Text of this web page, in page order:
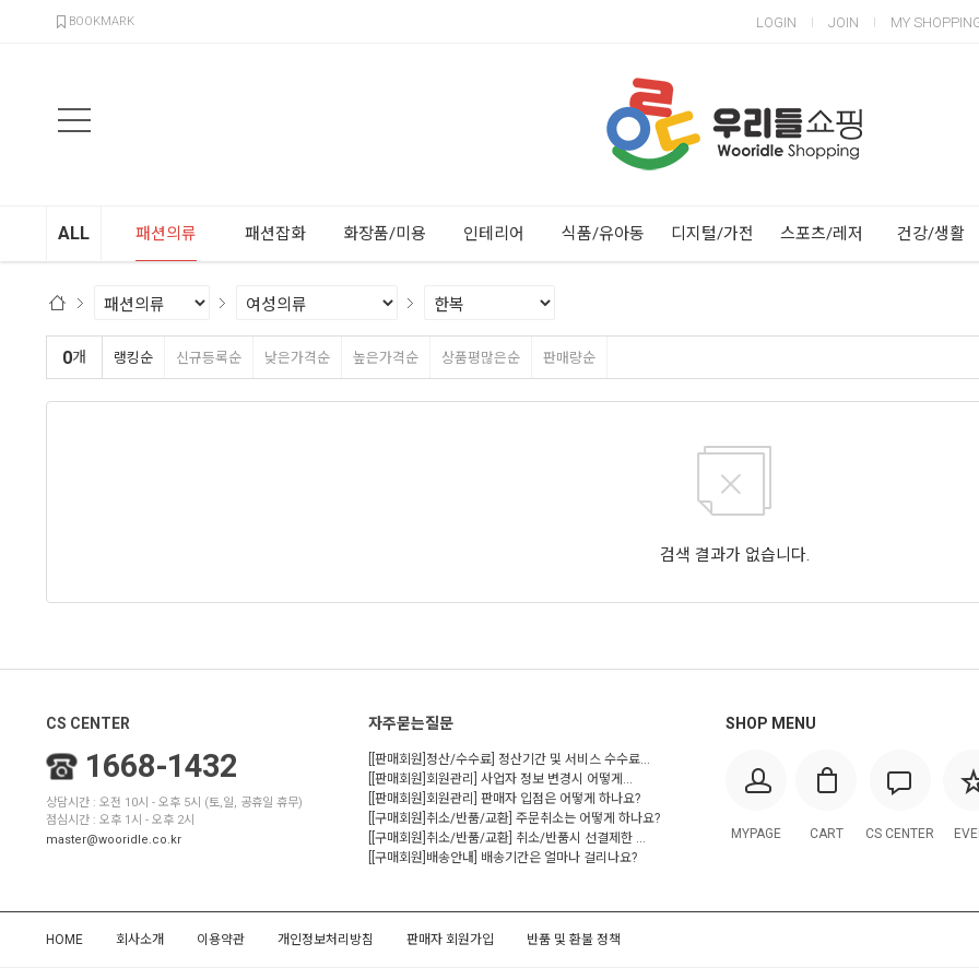
BOOKMARK LOGIN JOIN MY
ALL 패션의류 패션잡화 화장품/미용 인테리어 식품/유아동 디지털/가전 스포츠/레저 건강/생활
0개 랭킹순 신규등록순 낮은가격순 높은가격순 상품평많은순 판매량순
검색 결과가 없습니다.
CS CENTER
1668-1432
상담시간 : 오전 10시 - 오후 5시 (토,일, 공휴일 휴무)
점심시간 : 오후 1시 - 오후 2시
master@wooridle.co.kr
자주묻는질문
[[판매회원]정산/수수료] 정산기간 및 서비스 수수료...
[[판매회원]회원관리] 사업자 정보 변경시 어떻게...
[[판매회원]회원관리] 판매자 입점은 어떻게 하나요?
[[구매회원]취소/반품/교환] 주문취소는 어떻게 하나요?
[[구매회원]취소/반품/교환] 취소/반품시 선결제한 ...
[[구매회원]배송안내] 배송기간은 얼마나 걸리나요?
SHOP MENU
MYPAGE CART CS CENTER
HOME 회사소개 이용약관 개인정보처리방침 판매자 회원가입 반품 및 환불 정책